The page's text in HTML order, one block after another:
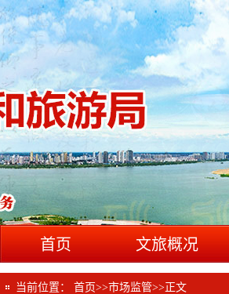
首页 文旅概况
当前位置： 首页>>市场监管>> 正文